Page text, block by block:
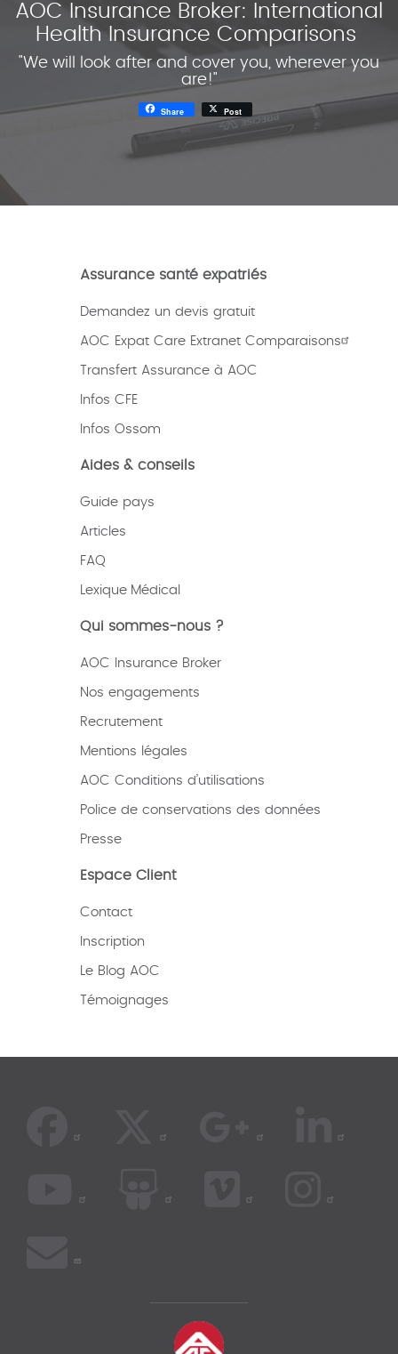
AOC Insurance Broker: International
Health Insurance Comparisons
"We will look after and cover you, wherever you
are!"
Share Post
Assurance santé expatriés
Demandez un devis gratuit
AOC Expat Care Extranet Comparaisons
Transfert Assurance à AOC
Infos CFE
Infos Ossom
Aides & conseils
Guide pays
Articles
FAQ
Lexique Médical
Qui sommes-nous ?
AOC Insurance Broker
Nos engagements
Recrutement
Mentions légales
AOC Conditions d’utilisations
Police de conservations des données
Presse
Espace Client
Contact
Inscription
Le Blog AOC
Témoignages